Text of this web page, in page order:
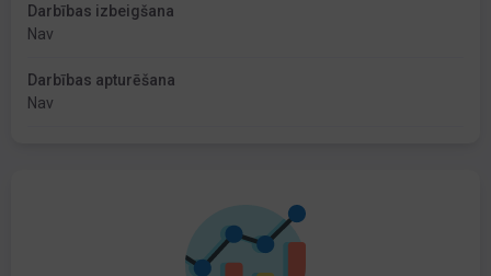
Darbības izbeigšana
Nav
Darbības apturēšana
Nav